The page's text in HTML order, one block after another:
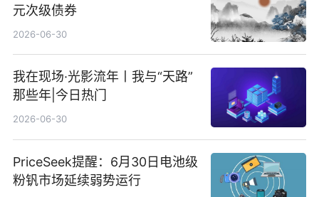
元次级债券
2026-06-30
我在现场·光影流年丨我与“天路”
那些年|今日热门
2026-06-30
PriceSeek提醒：6月30日电池级
粉钒市场延续弱势运行